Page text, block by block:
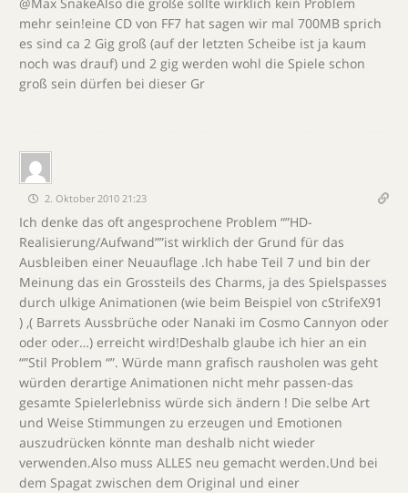
mehr sein!eine CD von FF7 hat sagen wir mal 700MB sprich
es sind ca 2 Gig groß (auf der letzten Scheibe ist ja kaum
noch was drauf) und 2 gig werden wohl die Spiele schon
groß sein dürfen bei dieser Gr
2. Oktober 2010 21:23
Ich denke das oft angesprochene Problem “”HD-
Realisierung/Aufwand””ist wirklich der Grund für das
Ausbleiben einer Neuauflage .Ich habe Teil 7 und bin der
Meinung das ein Grossteils des Charms, ja des Spielspasses
durch ulkige Animationen (wie beim Beispiel von cStrifeX91
) ,( Barrets Aussbrüche oder Nanaki im Cosmo Cannyon oder
oder oder…) erreicht wird!Deshalb glaube ich hier an ein
“”Stil Problem “”. Würde mann grafisch rausholen was geht
würden derartige Animationen nicht mehr passen-das
gesamte Spielerlebniss würde sich ändern ! Die selbe Art
und Weise Stimmungen zu erzeugen und Emotionen
auszudrücken könnte man deshalb nicht wieder
verwenden.Also muss ALLES neu gemacht werden.Und bei
dem Spagat zwischen dem Original und einer